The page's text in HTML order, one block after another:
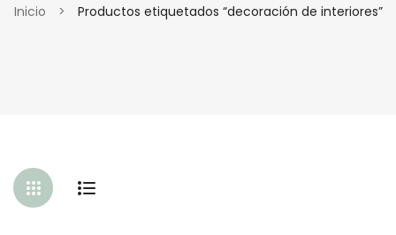
Inicio > Productos etiquetados “decoración de interiores”